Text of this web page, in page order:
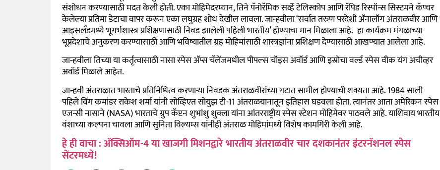
संशोधन करण्यासाठी मदत केली होती. एका मोहिमेदरम्यान, तिने पॅनोरॅमिक सर्व्हे टेलिस्कोप आणि रॅपिड रिस्पॉन्स सिस्टमने कॅप्चर
केलेल्या प्रतिमा डेटाचा वापर करून एका लघुग्रह शोध देखील लावला. जान्हवीला ‘सर्वात तरुण परदेशी ॲनालॉग अंतराळवीर आणि
आइसलँडमध्ये भूगर्भशास्त्र प्रशिक्षणासाठी निवड झालेली पहिली भारतीय’ होण्याचा मान मिळाला आहे. हा कार्यक्रम मंगळाच्या
भूप्रदेशाचे अनुकरण करण्यासाठी आणि भविष्यातील ग्रह मोहिमांसाठी शास्त्रज्ञांना प्रशिक्षण देण्यासाठी आखण्यात आलेला आहे.
जान्हवीला तिच्या या कर्तृत्वासाठी नासा स्पेस ॲप्स चॅलेंजमधील पीपल्स चॉइस अवॉर्ड आणि इस्रोचा वर्ल्ड स्पेस वीक यंग अचीव्हर
अवॉर्ड मिळाले आहेत.
जान्हवी अंतराळात भारताचे प्रतिनिधित्व करणाऱ्या निवडक अंतराळवीरांच्या गटात सामील होण्याची शक्यता आहे. 1984 साली
पहिले विंग कमांडर राकेश शर्मा यांनी सोव्हिएत सोयुझ टी-11 अंतराळयानातून इतिहास घडवला होता. त्यानंतर आता अमेरिकन स्पेस
एजन्सी नासाने (NASA) भारताचे ग्रुप कॅप्टन शुभांशु शुक्ला यांना आंतरराष्ट्रीय स्पेस स्टेशन मोहिमेवर पाठवले आहे. याशिवाय भारतीय
वंशाच्या कल्पना चावला आणि सुनिता विल्यम्स यांनीही अंतराळ मोहिमांमध्ये विशेष कामगिरी केली आहे.
हे ही वाचा : अ‍ॅक्सिऑम-4 या खाजगी मिशनद्वारे भारतीय अंतराळवीर चार दशकानंतर इंटरनॅशनल स्पेस
सेंटरमध्ये!